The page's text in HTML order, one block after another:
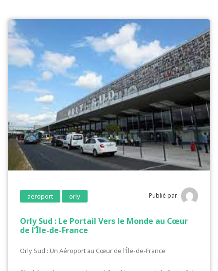
aeroport orly Publié par
Orly Sud : Le Portail Vers le Monde au Cœur
de l’Île-de-France
Orly Sud : Un Aéroport au Cœur de l’Île-de-France